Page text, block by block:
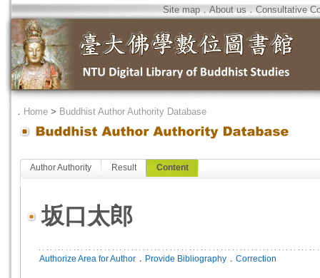
Site map．About us．Consultative
． Home > Buddhist Author Authority Database
Author Authority Result Content
坂口太郎
Authorize Area for Author ． Provide Bibliography ． Correction